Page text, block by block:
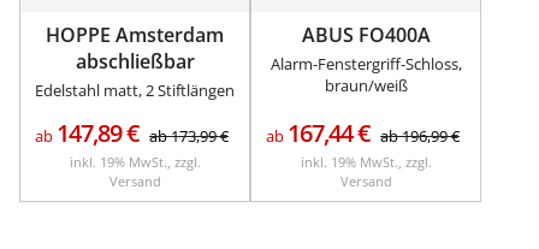
HOPPE Amsterdam
abschließbar
Edelstahl matt, 2 Stiftlängen
ab 147,89€ ab173,99€
inkl. 19% MwSt., zzgl.
Versand
ABUS FO400A
Alarm-Fenstergriff-Schloss,
braun/weiß
ab 167,44€ ab196,99€
inkl. 19% MwSt., zzgl.
Versand